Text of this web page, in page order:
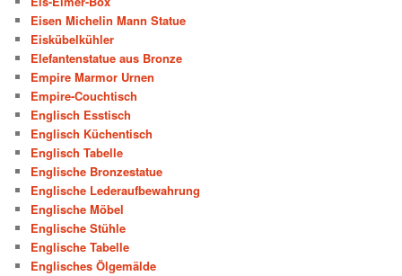
Eisen Michelin Mann Statue
Eiskübelkühler
Elefantenstatue aus Bronze
Empire Marmor Urnen
Empire-Couchtisch
Englisch Esstisch
Englisch Küchentisch
Englisch Tabelle
Englische Bronzestatue
Englische Lederaufbewahrung
Englische Möbel
Englische Stühle
Englische Tabelle
Englisches Ölgemälde